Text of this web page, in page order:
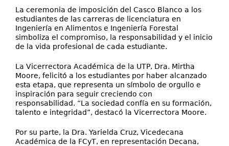
La ceremonia de imposición del Casco Blanco a los
estudiantes de las carreras de licenciatura en
Ingeniería en Alimentos e Ingeniería Forestal
simboliza el compromiso, la responsabilidad y el inicio
de la vida profesional de cada estudiante.
La Vicerrectora Académica de la UTP, Dra. Mirtha
Moore, felicitó a los estudiantes por haber alcanzado
esta etapa, que representa un símbolo de orgullo e
inspiración para seguir creciendo con
responsabilidad. “La sociedad confía en su formación,
talento e integridad”, destacó la Vicerrectora Moore.
Por su parte, la Dra. Yarielda Cruz, Vicedecana
Académica de la FCyT, en representación Decana,